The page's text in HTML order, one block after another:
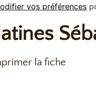
vos préférences
la fiche